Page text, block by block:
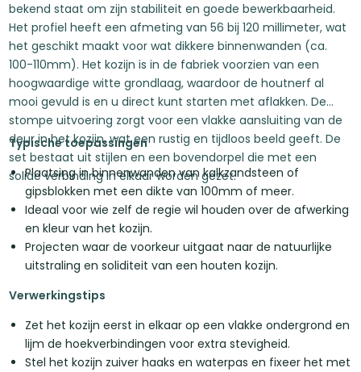
bekend staat om zijn stabiliteit en goede bewerkbaarheid.
Het profiel heeft een afmeting van 56 bij 120 millimeter, wat
het geschikt maakt voor wat dikkere binnenwanden (ca.
100-110mm). Het kozijn is in de fabriek voorzien van een
hoogwaardige witte grondlaag, waardoor de houtnerf al
mooi gevuld is en u direct kunt starten met aflakken. De
stompe uitvoering zorgt voor een vlakke aansluiting van de
deur in het kozijn, wat een rustig en tijdloos beeld geeft. De
set bestaat uit stijlen en een bovendorpel die met een
solide verbinding in elkaar worden gezet.
Typische toepassingen
Plaatsing in binnenwanden van kalkzandsteen of
gipsblokken met een dikte van 100mm of meer.
Ideaal voor wie zelf de regie wil houden over de afwerking
en kleur van het kozijn.
Projecten waar de voorkeur uitgaat naar de natuurlijke
uitstraling en soliditeit van een houten kozijn.
Verwerkingstips
Zet het kozijn eerst in elkaar op een vlakke ondergrond en
lijm de hoekverbindingen voor extra stevigheid.
Stel het kozijn zuiver haaks en waterpas en fixeer het met